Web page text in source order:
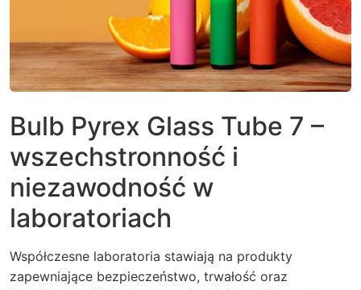
Bulb Pyrex Glass Tube 7 –
wszechstronność i
niezawodność w
laboratoriach
Współczesne laboratoria stawiają na produkty
zapewniające bezpieczeństwo, trwałość oraz